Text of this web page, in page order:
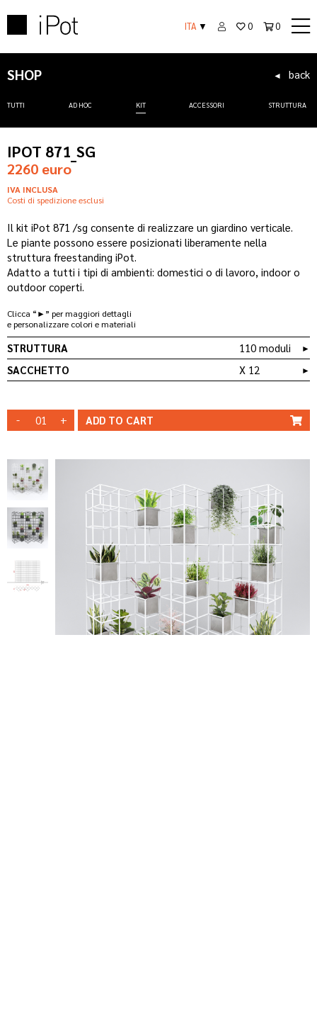
ITA ▼ 0 0
SHOP
TUTTI AD HOC KIT ACCESSORI STRUTTURA
◄ back
IPOT 871_SG
2260 euro
IVA INCLUSA
Costi di spedizione esclusi
Il kit iPot 871 /sg consente di realizzare un giardino verticale.
Le piante possono essere posizionati liberamente nella
struttura freestanding iPot.
Adatto a tutti i tipi di ambienti: domestici o di lavoro, indoor o
outdoor coperti.
Clicca “►” per maggiori dettagli
e personalizzare colori e materiali
STRUTTURA 110 moduli ►
STRUTTURA
BIANCA
STRUTTURA
NERA
SACCHETTO X 12 ►
- + ADD TO CART